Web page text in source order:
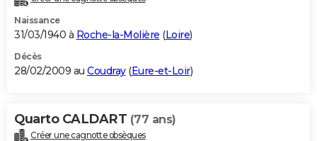
Naissance
31/03/1940 à Roche-la-Molière (Loire)
Décès
28/02/2009 au Coudray(Eure-et-Loir)
Quarto CALDART (77 ans)
Créer une cagnotte obsèques